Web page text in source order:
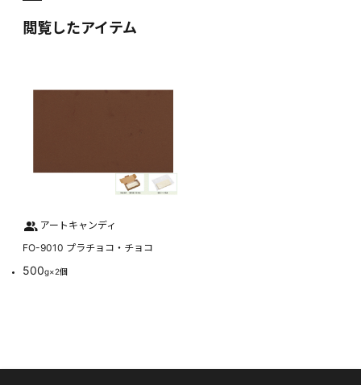
閲覧したアイテム
アートキャンディ
FO-9010 プラチョコ・チョコ
500g×2個